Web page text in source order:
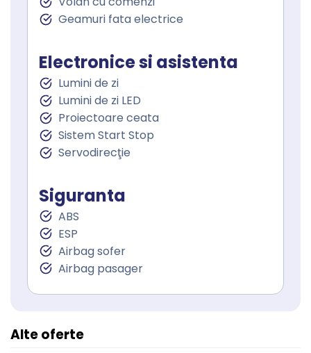
Geamuri fata electrice
Electronice si asistenta
Lumini de zi
Lumini de zi LED
Proiectoare ceata
Sistem Start Stop
Servodirecţie
Siguranta
ABS
ESP
Airbag sofer
Airbag pasager
Alte oferte